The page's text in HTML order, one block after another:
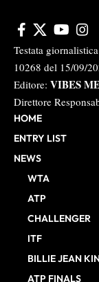
Testata giornalistica
10268 del 15/09/
Editore: VIBES
Direttore
HOME
ENTRY LIST
NEWS
WTA
ATP
CHALLENGER
ITF
BILLIE JEAN
ATP FINALS